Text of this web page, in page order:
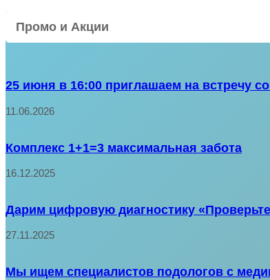
Промо и Акции
25 июня в 16:00 приглашаем на встречу
11.06.2026
Комплекс 1+1=3 максимальная забота
16.12.2025
Дарим цифровую диагностику
27.11.2025
Мы ищем специалистов подологов с